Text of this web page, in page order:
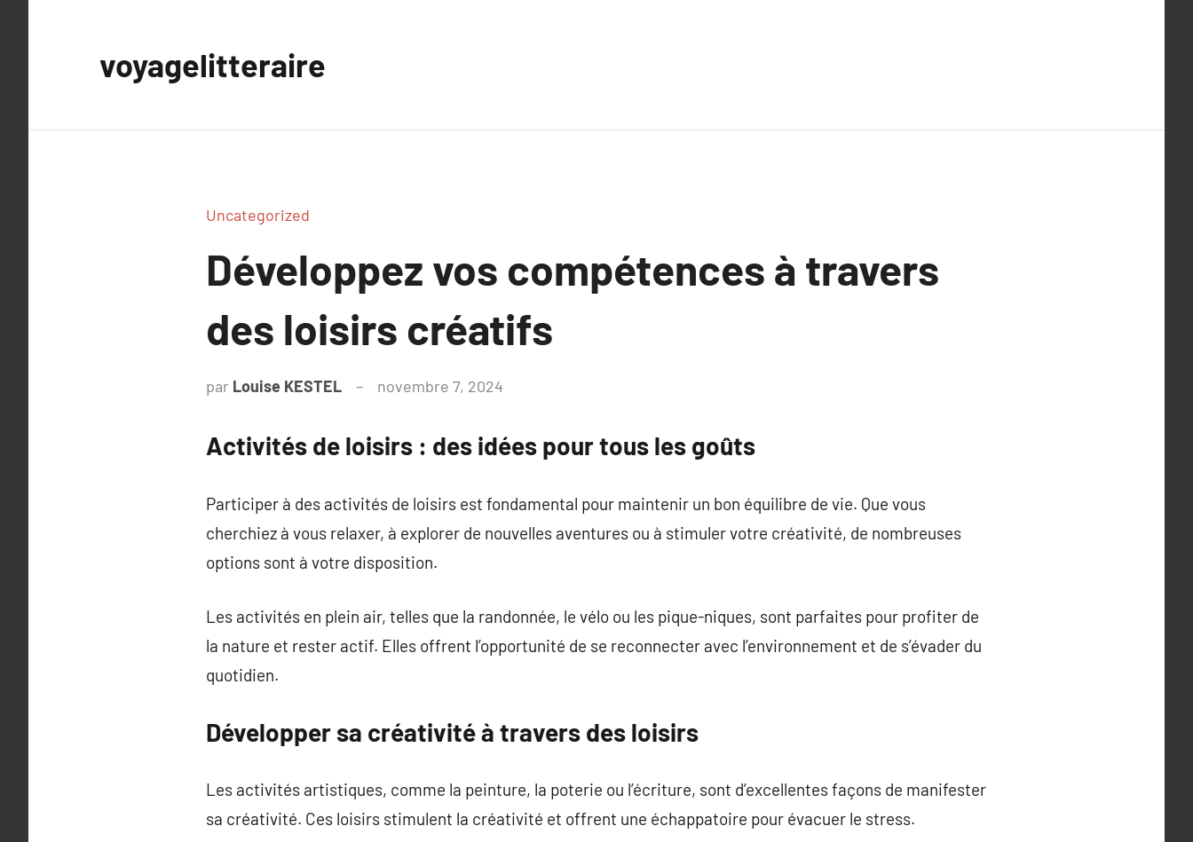
voyagelitteraire
Uncategorized
Développez vos compétences à travers
des loisirs créatifs
par Louise KESTEL novembre 7, 2024
Activités de loisirs : des idées pour tous les goûts
Participer à des activités de loisirs est fondamental pour maintenir un bon équilibre de vie. Que vous
cherchiez à vous relaxer, à explorer de nouvelles aventures ou à stimuler votre créativité, de nombreuses
options sont à votre disposition.
Les activités en plein air, telles que la randonnée, le vélo ou les pique-niques, sont parfaites pour profiter de
la nature et rester actif. Elles offrent l’opportunité de se reconnecter avec l’environnement et de s’évader du
quotidien.
Développer sa créativité à travers des loisirs
Les activités artistiques, comme la peinture, la poterie ou l’écriture, sont d’excellentes façons de manifester
sa créativité. Ces loisirs stimulent la créativité et offrent une échappatoire pour évacuer le stress.